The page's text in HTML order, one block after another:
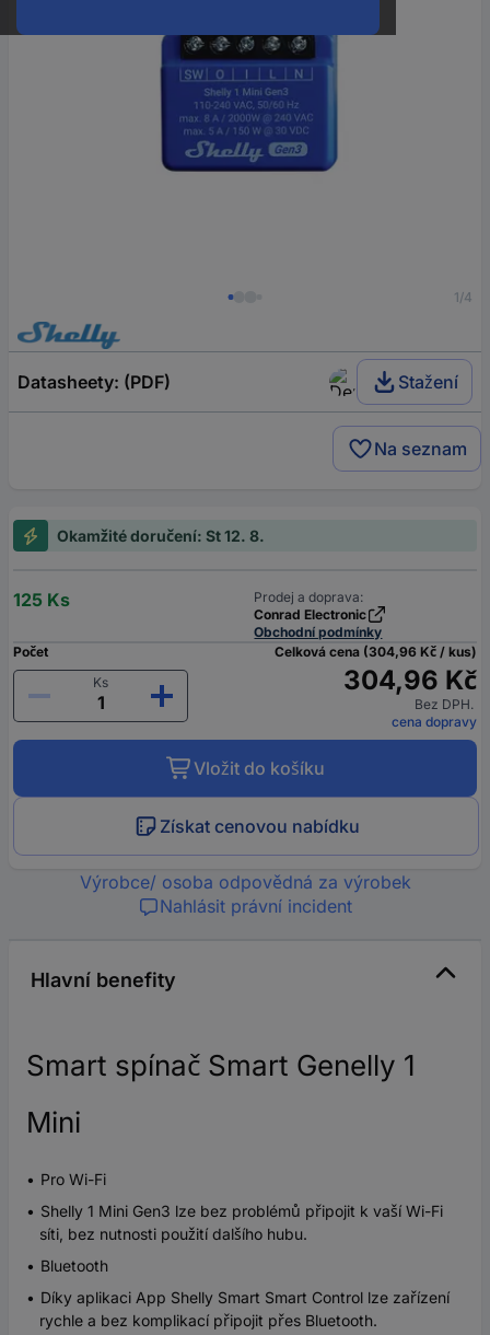
1/4
Datasheety: (PDF) Stažení
Na seznam
Okamžité doručení: St 12. 8.
125 Ks
Prodej a doprava:
Conrad Electronic
Obchodní podmínky
Počet
Ks
Celková cena (304,96 Kč / kus)
304,96 Kč
Bez DPH.
cena dopravy
Vložit do košíku
Získat cenovou nabídku
Výrobce/ osoba odpovědná za výrobek
Nahlásit právní incident
Hlavní benefity
Smart spínač Smart Genelly 1
Mini
Pro Wi-Fi
Shelly 1 Mini Gen3 lze bez problémů připojit k vaší Wi-Fi
síti, bez nutnosti použití dalšího hubu.
Bluetooth
Díky aplikaci App Shelly Smart Smart Control lze zařízení
rychle a bez komplikací připojit přes Bluetooth.